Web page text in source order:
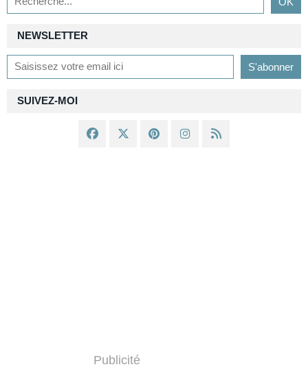
NEWSLETTER
SUIVEZ-MOI
Publicité